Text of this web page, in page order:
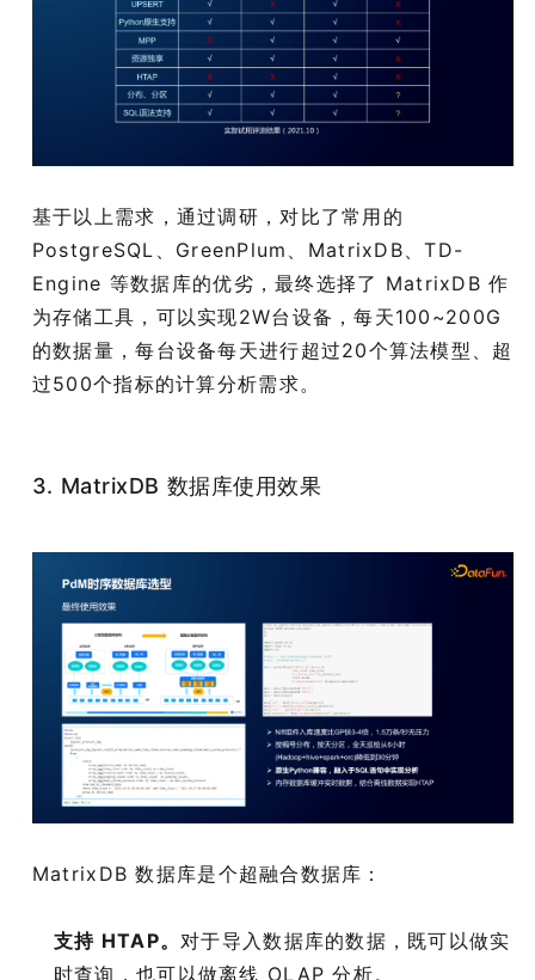
基于以上需求，通过调研，对比了常用的
PostgreSQL、GreenPlum、MatrixDB、TD-
Engine 等数据库的优劣，最终选择了 MatrixDB 作
为存储工具，可以实现2W台设备，每天100~200G
的数据量，每台设备每天进行超过20个算法模型、超
过500个指标的计算分析需求。
3. MatrixDB 数据库使用效果
MatrixDB 数据库是个超融合数据库：
支持 HTAP。对于导入数据库的数据，既可以做实
时查询，也可以做离线 OLAP 分析。